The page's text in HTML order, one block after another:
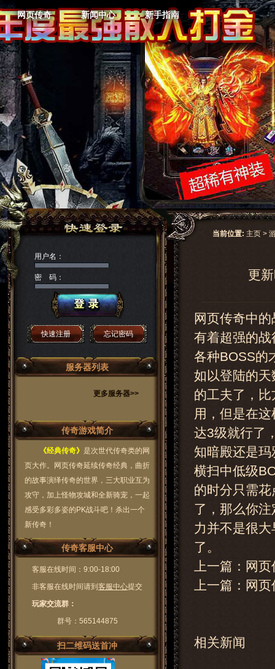
网页传奇 新闻中心 新手指南
当前位置: 主页 >
更
网页传奇中
有着超强的
各种BOSS的
如以登陆的
的工夫了，
用，但是在
达3级就行了
知暗殿还是
横扫中低级
的时分只需
了，那么你
力并不是很
了。
上一篇：网
上一篇： 网
相关新闻
用户名：
密 码：
快速注册 忘记密码
服务器列表
更多服务器>>
传奇游戏简介
《经典传奇》 是次世代传奇类的网
页大作。网页传奇延续传奇经典，曲折
的故事演绎传奇的世界，三大职业互为
攻守，加上怪物攻城和全新骑宠，一起
感受多彩多姿的PK战斗吧！杀出一个
新传奇！
传奇客服中心
客服在线时间：9:00-18:00
非客服在线时间请到 客服中心提交
玩家交流群：
群号：565144875
扫二维码送首冲